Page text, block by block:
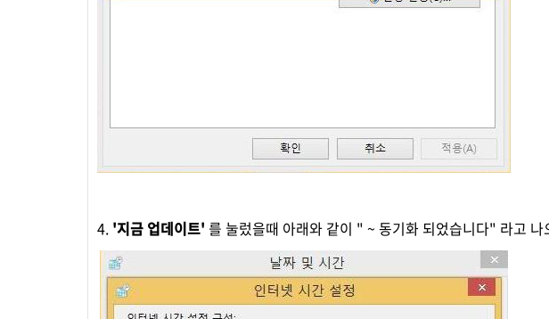
4. '지금 업데이트' 를 눌렀을때 아래와 같이 " ~ 동기화 되었습니다" 라고